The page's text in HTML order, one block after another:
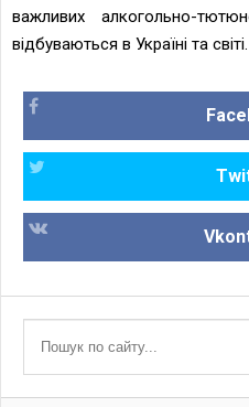
важливих алкогольно-
відбуваються в Україні та світі.